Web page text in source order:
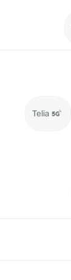
Telia